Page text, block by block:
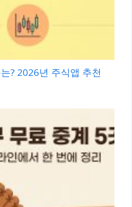
? 2026년 주식앱 추천